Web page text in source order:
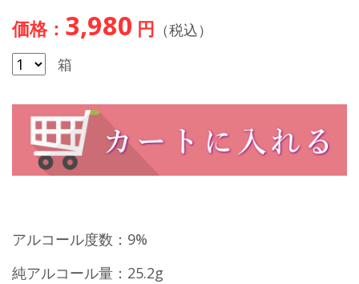
価格： 3,980 円 （税込）
箱
アルコール度数：9%
純アルコール量：25.2g